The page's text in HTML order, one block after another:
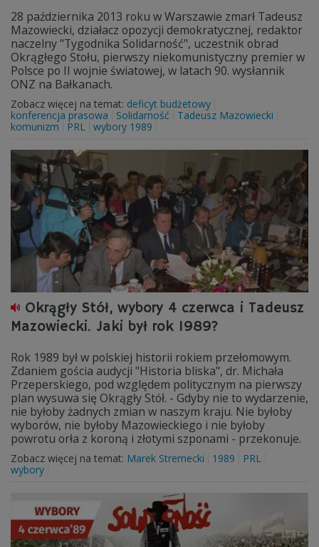
28 października 2013 roku w Warszawie zmarł Tadeusz
Mazowiecki, działacz opozycji demokratycznej, redaktor
naczelny "Tygodnika Solidarność", uczestnik obrad
Okrągłego Stołu, pierwszy niekomunistyczny premier w
Polsce po II wojnie światowej, w latach 90. wysłannik
ONZ na Bałkanach.
Zobacz więcej na temat: deficyt budżetowy
konferencja prasowa
Solidarność
Tadeusz Mazowiecki
komunizm
PRL wybory 1989
Okrągły Stół, wybory 4 czerwca i Tadeusz
Mazowiecki. Jaki był rok 1989?
Rok 1989 był w polskiej historii rokiem przełomowym.
Zdaniem gościa audycji "Historia bliska", dr. Michała
Przeperskiego, pod względem politycznym na pierwszy
plan wysuwa się Okrągły Stół. - Gdyby nie to wydarzenie,
nie byłoby żadnych zmian w naszym kraju. Nie byłoby
wyborów, nie byłoby Mazowieckiego i nie byłoby
powrotu orła z koroną i złotymi szponami - przekonuje.
Zobacz więcej na temat: Marek Stremecki 1989
PRL
wybory